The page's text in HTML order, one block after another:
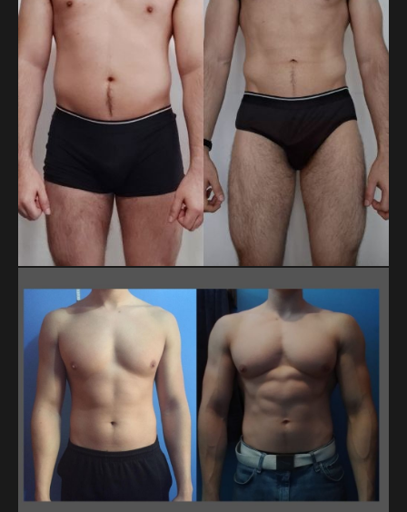
LUIS FERNANDO ESCALONA CONTRERAS
En 20 meses, Luis Fernando bajó de 79.8 a 71.9 kg y redujo
su cintura de 99 a 78.5 cm. Son casi 8 kg y más de 20 cm
menos, logrados con constancia y disciplina en su proceso.